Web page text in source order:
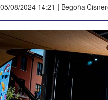
05/08/2024 14:21 | Begoña